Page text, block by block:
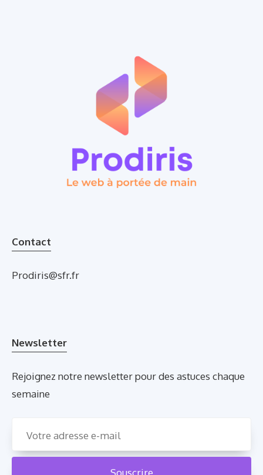
Contact
Prodiris@sfr.fr
Newsletter
Rejoignez notre newsletter pour des astuces chaque
semaine